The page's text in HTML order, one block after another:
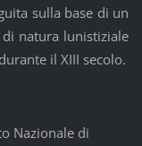
sulla base di un
natura lunistiziale
il XIII secolo.
Nazionale di